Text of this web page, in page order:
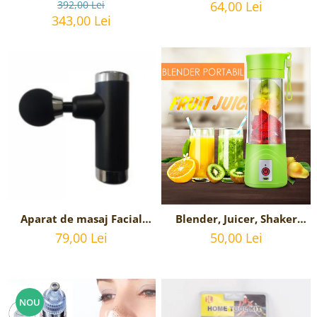
TOTAL - 20V, 2Ah,
392,00 Lei
343,00 Lei
Aromaterapie - cu lumini
- 130 ml - Stejar Inchis
64,00 Lei
Aparat de masaj Facial
Gun Impact Mini-KH 550 -
Negru
79,00 Lei
Blender, Juicer, Shaker
Portabil Reincarcabil USB,
Capacitate 380 ml
50,00 Lei
NOU